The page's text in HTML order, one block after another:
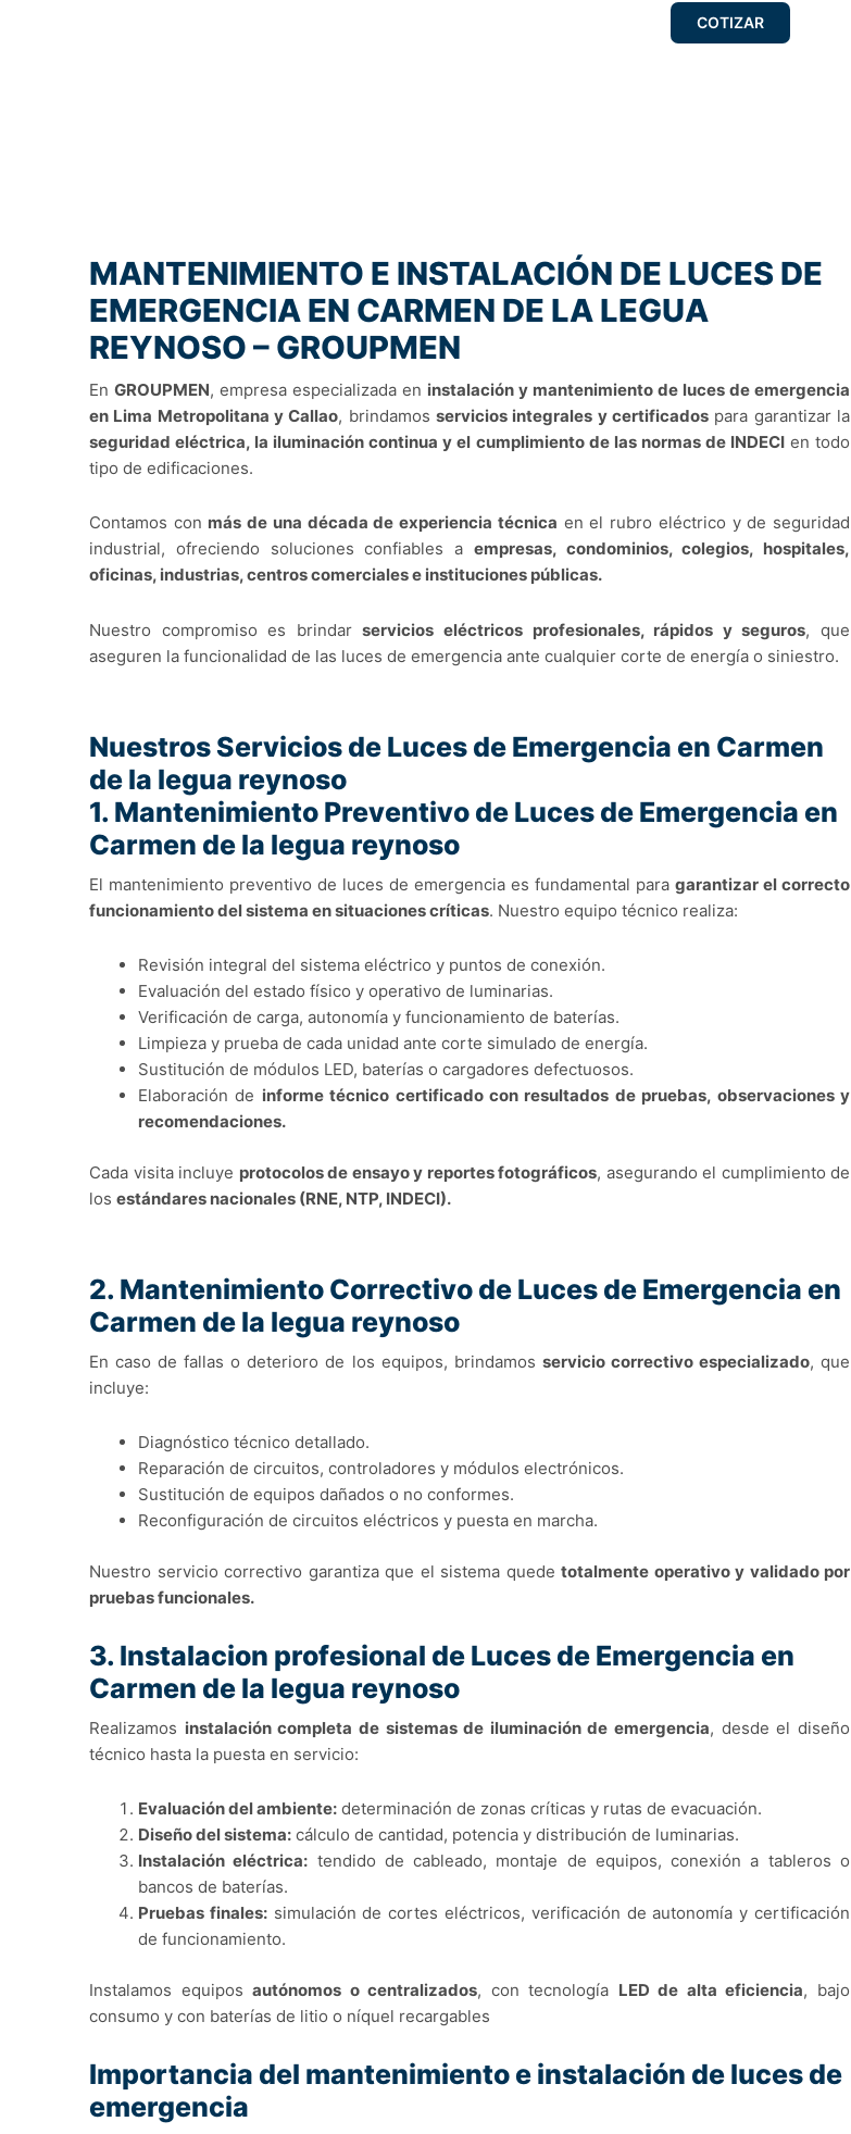
COTIZAR
MANTENIMIENTO E INSTALACIÓN DE LUCES DE
EMERGENCIA EN CARMEN DE LA LEGUA
REYNOSO – GROUPMEN
En GROUPMEN, empresa especializada en instalación y mantenimiento de luces de emergencia
en Lima Metropolitana y Callao, brindamosservicios integrales y certificados para garantizar la
seguridad eléctrica, la iluminación continua y el cumplimiento de las normas de INDECIen todo
tipo de edificaciones.
Contamos con más de una década de experiencia técnica en el rubro eléctrico y de seguridad
industrial, ofreciendo soluciones confiables a empresas, condominios, colegios, hospitales,
oficinas, industrias, centros comerciales e instituciones públicas.
Nuestro compromiso es brindarservicios eléctricos profesionales, rápidos y seguros, que
aseguren la funcionalidad de las luces de emergencia ante cualquier corte de energía o siniestro.
Nuestros Servicios de Luces de Emergencia en Carmen
de la legua reynoso
1. Mantenimiento Preventivo de Luces de Emergencia en
Carmen de la legua reynoso
El mantenimiento preventivo de luces de emergencia es fundamental para garantizar el correcto
funcionamiento del sistema en situaciones críticas. Nuestro equipo técnico realiza:
Revisión integral del sistema eléctrico y puntos de conexión.
Evaluación del estado físico y operativo de luminarias.
Verificación de carga, autonomía y funcionamiento de baterías.
Limpieza y prueba de cada unidad ante corte simulado de energía.
Sustitución de módulos LED, baterías o cargadores defectuosos.
Elaboración de informe técnico certificado con resultados de pruebas, observaciones y
recomendaciones.
Cada visita incluye protocolos de ensayo y reportes fotográficos, asegurando el cumplimiento de
los estándares nacionales (RNE, NTP, INDECI).
2. Mantenimiento Correctivo de Luces de Emergencia en
Carmen de la legua reynoso
En caso de fallas o deterioro de los equipos, brindamos servicio correctivo especializado, que
incluye:
Diagnóstico técnico detallado.
Reparación de circuitos, controladores y módulos electrónicos.
Sustitución de equipos dañados o no conformes.
Reconfiguración de circuitos eléctricos y puesta en marcha.
Nuestro servicio correctivo garantiza que el sistema quede totalmente operativo y validado por
pruebas funcionales.
3. Instalacion profesional de Luces de Emergencia en
Carmen de la legua reynoso
Realizamos instalación completa de sistemas de iluminación de emergencia, desde el diseño
técnico hasta la puesta en servicio:
Evaluación del ambiente: determinación de zonas críticas y rutas de evacuación.
Diseño del sistema: cálculo de cantidad, potencia y distribución de luminarias.
Instalación eléctrica: tendido de cableado, montaje de equipos, conexión a tableros o
bancos de baterías.
Pruebas finales:simulación de cortes eléctricos, verificación de autonomía y certificación
de funcionamiento.
Instalamos equiposautónomos o centralizados, con tecnología LED de alta eficiencia, bajo
consumo y con baterías de litio o níquel recargables
Importancia del mantenimiento e instalación de luces de
emergencia